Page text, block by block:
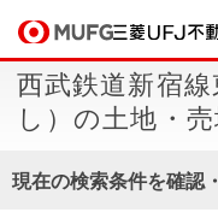
買いたい
売りたい
西武鉄道新宿
し）の土地・
現在の検索条件を確認